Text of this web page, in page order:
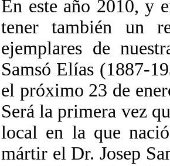
En este año 2010, y
tener también un
ejemplares de
Samsó Elías (1887-
el próximo 23 de
Será la primera vez
local en la que
mártir el Dr. Josep